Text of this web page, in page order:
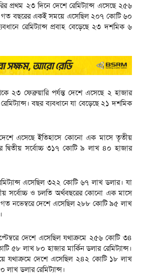
প্রথম ২৩ দিনে দেশে রেমিট্যান্স এসেছে ২৫৬
বছরের একই সময়ে এসেছিল ২০৭ কোটি ৬০
রেমিট্যান্স প্রবাহ বেড়েছে ২৩ দশমিক ৬
২৩ ফেব্রুয়ারি পর্যন্ত দেশে এসেছে ২ হাজার
বছর ব্যবধানে যা বেড়েছে ২১ দশমিক
এসেছে ইতিহাসে কোনো এক মাসে তৃতীয়
দ্বিতীয় সর্বোচ্চ ৩১৭ কোটি ৯ লাখ ৪০ হাজার
এসেছিল ৩২২ কোটি ৬৭ লাখ ডলার। যা
সর্বোচ্চ ও চলতি অর্থবছরের কোনো এক মাসে
নভেম্বরে দেশে এসেছিল ২৮৮ কোটি ৯৫ লাখ
দেশে এসেছিল যথাক্রমে ২৫৬ কোটি ৩৪
৫৮ লাখ ৮০ হাজার মার্কিন ডলার রেমিট্যান্স।
দেশে এসেছিল ২৪২ কোটি ১৮ লাখ
ডলার রেমিট্যান্স।